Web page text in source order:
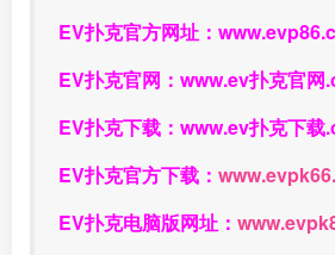
EV扑克官方网址：
EV扑克官网： www.ev扑克官网
EV扑克下载： www.ev扑克下载
EV扑克官方下载：
EV扑克电脑版网址：